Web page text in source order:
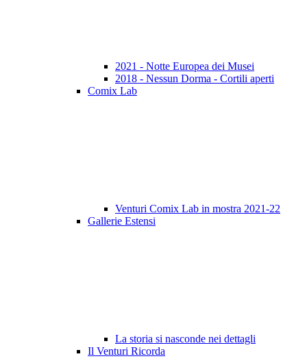
2021 - Notte Europea dei Musei
2018 - Nessun Dorma - Cortili aperti
Comix Lab
Venturi Comix Lab in mostra 2021-22
Gallerie Estensi
La storia si nasconde nei dettagli
Il Venturi Ricorda